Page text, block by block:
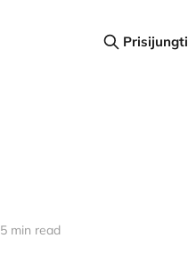
Prisijungti
5 min read